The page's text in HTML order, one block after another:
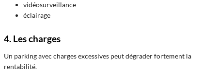
vidéosurveillance
éclairage
4. Les charges
Un parking avec charges excessives peut dégrader fortement la
rentabilité.